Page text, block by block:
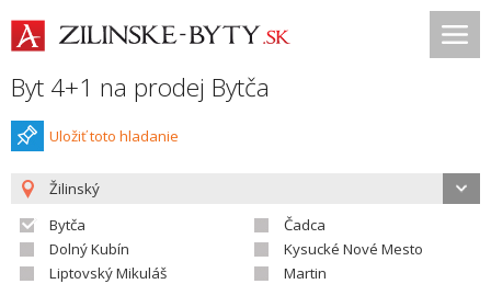
Byt 4+1 na prodej Bytča
Uložiť toto hladanie
Žilinský
Bytča
Čadca
Dolný Kubín
Kysucké Nové Mesto
Liptovský Mikuláš
Martin